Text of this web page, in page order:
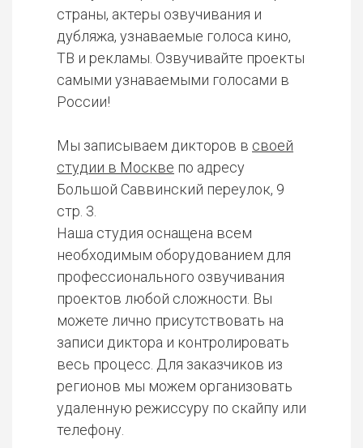
страны, актеры озвучивания и
дубляжа, узнаваемые голоса кино,
ТВ и рекламы. Озвучивайте проекты
самыми узнаваемыми голосами в
России!
Мы записываем дикторов в своей
студии в Москве по адресу
Большой Саввинский переулок, 9
стр. 3.
Наша студия оснащена всем
необходимым оборудованием для
профессионального озвучивания
проектов любой сложности. Вы
можете лично присутствовать на
записи диктора и контролировать
весь процесс. Для заказчиков из
регионов мы можем организовать
удаленную режиссуру по скайпу или
телефону.